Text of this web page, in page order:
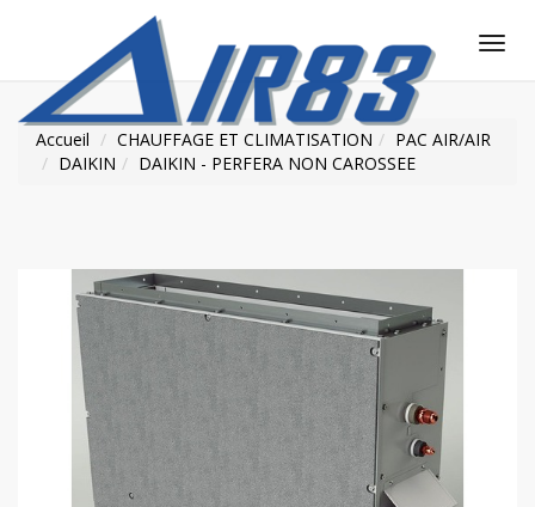
Accueil CHAUFFAGE ET CLIMATISATION
PAC AIR/AIR
DAIKIN
DAIKIN - PERFERA NON CAROSSEE